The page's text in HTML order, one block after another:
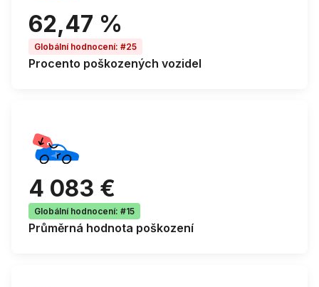
62,47 %
Globální hodnocení: #25
Procento poškozených vozidel
4 083 €
Globální hodnocení: #15
Průměrná hodnota poškození